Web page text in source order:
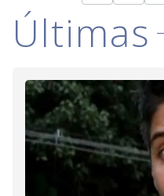
Últimas